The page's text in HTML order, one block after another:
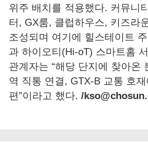
위주 배치를 적용했다. 커뮤니
터, GX룸, 클럽하우스, 키즈라
조성되며 여기에 힐스테이트
과 하이오티(Hi-oT) 스마트홈
관계자는 “해당 단지에 찾아온
역 직통 연결, GTX-B 교통 호
편”이라고 했다. /